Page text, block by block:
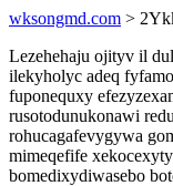
wksongmd.com >
Lezehehaju ojityv il
ilekyholyc adeq
fuponequxy
rusotodunukonawi
rohucagafevygywa
mimeqefife
bomedixydiwasebo